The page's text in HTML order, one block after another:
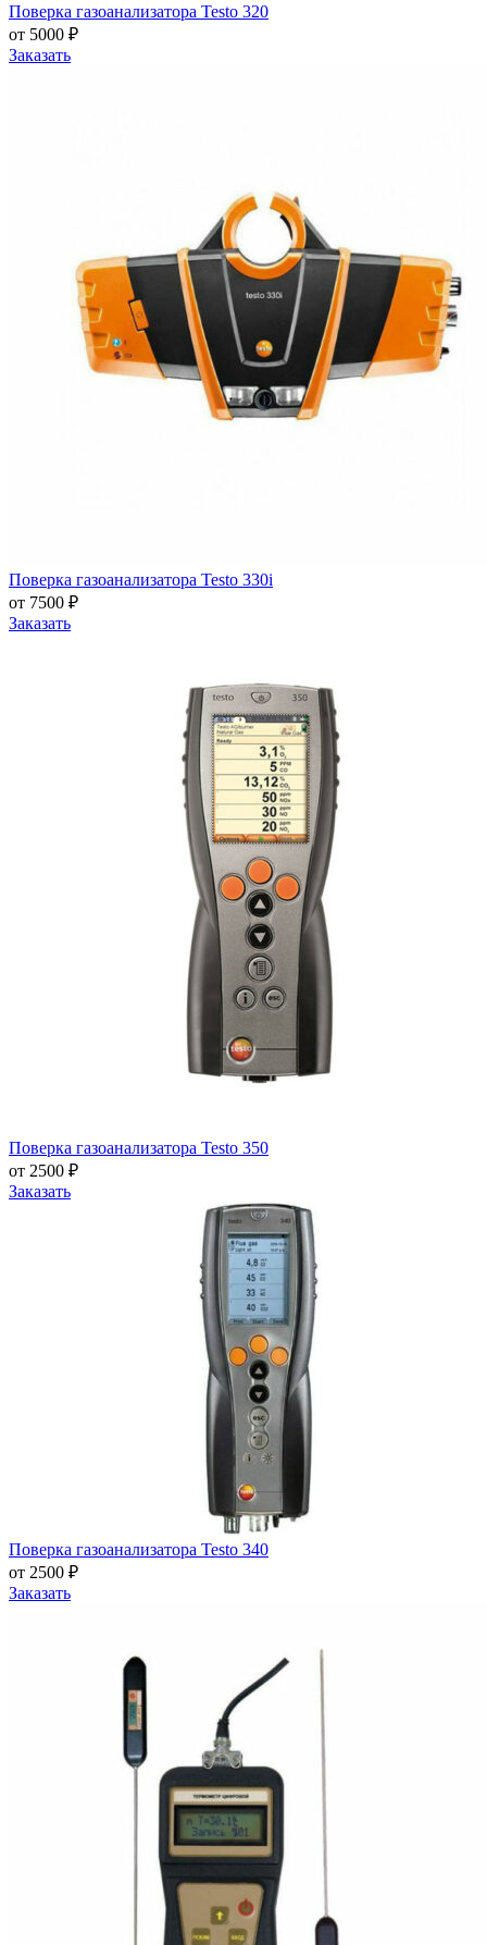
Поверка газоанализатора Testo 320
от 5000 ₽
Заказать
Поверка газоанализатора Testo 330i
от 7500 ₽
Заказать
Поверка газоанализатора Testo 350
от 2500 ₽
Заказать
Поверка газоанализатора Testo 340
от 2500 ₽
Заказать